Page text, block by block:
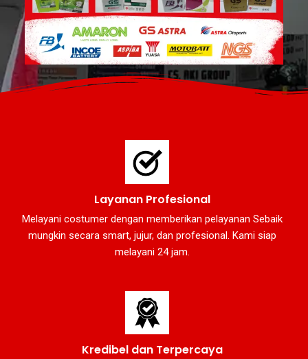
Layanan Profesional
Melayani costumer dengan memberikan pelayanan Sebaik
mungkin secara smart, jujur, dan profesional. Kami siap
melayani 24 jam.
Kredibel dan Terpercaya